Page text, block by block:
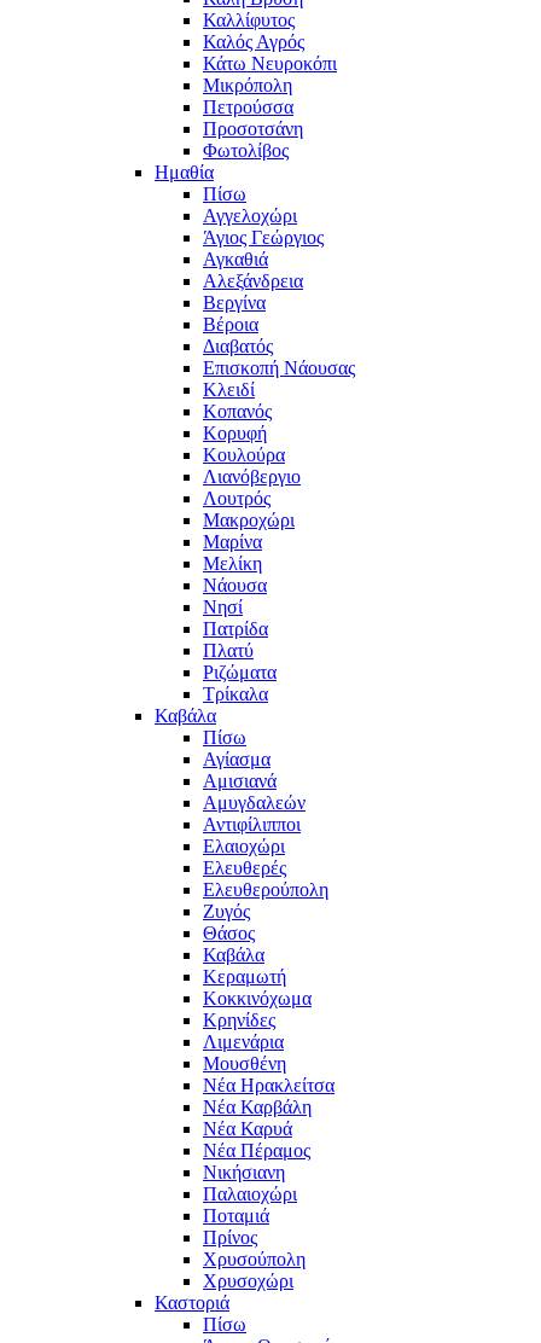
Καλλίφυτος
Καλός Αγρός
Κάτω Νευροκόπι
Μικρόπολη
Πετρούσσα
Προσοτσάνη
Φωτολίβος
Ημαθία
Πίσω
Αγγελοχώρι
Άγιος Γεώργιος
Αγκαθιά
Αλεξάνδρεια
Βεργίνα
Βέροια
Διαβατός
Επισκοπή Νάουσας
Κλειδί
Κοπανός
Κορυφή
Κουλούρα
Λιανόβεργιο
Λουτρός
Μακροχώρι
Μαρίνα
Μελίκη
Νάουσα
Νησί
Πατρίδα
Πλατύ
Ριζώματα
Τρίκαλα
Καβάλα
Πίσω
Αγίασμα
Αμισιανά
Αμυγδαλεών
Αντιφίλιπποι
Ελαιοχώρι
Ελευθερές
Ελευθερούπολη
Ζυγός
Θάσος
Καβάλα
Κεραμωτή
Κοκκινόχωμα
Κρηνίδες
Λιμενάρια
Μουσθένη
Νέα Ηρακλείτσα
Νέα Καρβάλη
Νέα Καρυά
Νέα Πέραμος
Νικήσιανη
Παλαιοχώρι
Ποταμιά
Πρίνος
Χρυσούπολη
Χρυσοχώρι
Καστοριά
Πίσω